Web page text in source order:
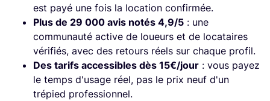
est payé une fois la location confirmée.
Plus de 29 000 avis notés 4,9/5 : une
communauté active de loueurs et de locataires
vérifiés, avec des retours réels sur chaque profil.
Des tarifs accessibles dès 15€/jour : vous payez
le temps d'usage réel, pas le prix neuf d'un
trépied professionnel.